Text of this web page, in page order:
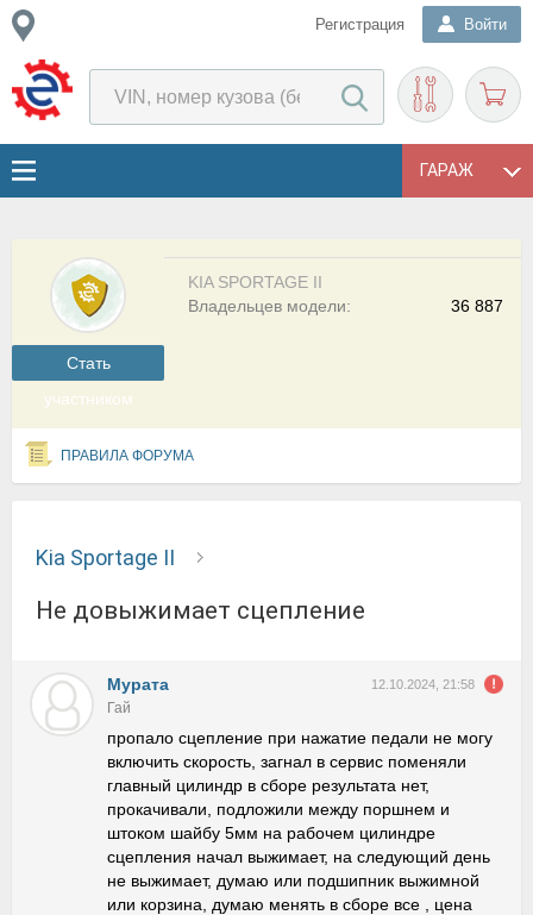
Регистрация Войти
ГАРАЖ
Cтать
участником
KIA SPORTAGE II
36 887
Владельцев модели:
ПРАВИЛА ФОРУМА
Kia Sportage II
не довыжимает сцепление
Мурата 12.10.2024, 21:58
Гай
пропало сцепление при нажатие педали не могу
включить скорость, загнал в сервис поменяли
главный цилиндр в сборе результата нет,
прокачивали, подложили между поршнем и
штоком шайбу 5мм на рабочем цилиндре
сцепления начал выжимает, на следующий день
не выжимает, думаю или подшипник выжимной
или корзина, думаю менять в сборе все , цена